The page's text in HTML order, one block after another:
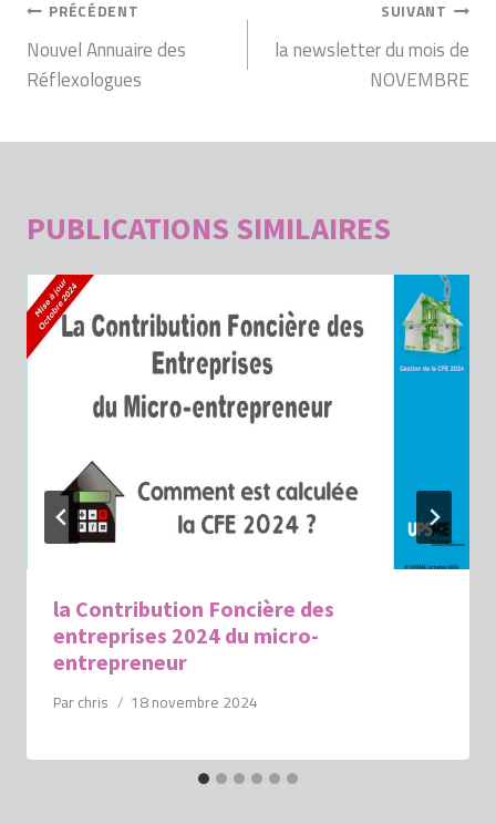
NAVIGATION
DE
L’ARTICLE
PRÉCÉDENT
Nouvel Annuaire des
Réflexologues
SUIVANT
la newsletter du mois de
NOVEMBRE
PUBLICATIONS SIMILAIRES
la Contribution Foncière des
entreprises 2024 du micro-
entrepreneur
Par chris 18 novembre 2024